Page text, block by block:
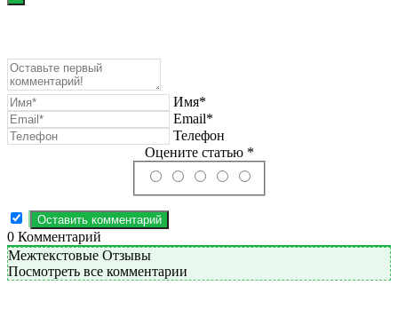
Имя*
Email*
Телефон
Оцените статью *
0 Комментарий
Межтекстовые Отзывы
Посмотреть все комментарии